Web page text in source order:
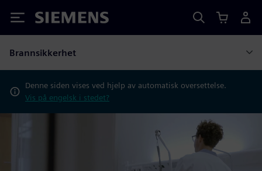
Siemens
Brannsikkerhet
Denne siden vises ved hjelp av automatisk oversettelse.
Vis på engelsk i stedet?